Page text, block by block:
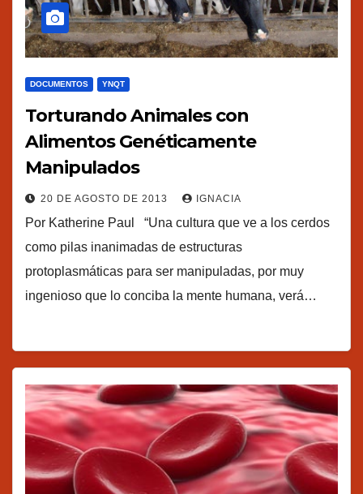
DOCUMENTOS YNQT
Torturando Animales con
Alimentos Genéticamente
Manipulados
20 DE AGOSTO DE 2013 IGNACIA
Por Katherine Paul “Una cultura que ve a los cerdos
como pilas inanimadas de estructuras
protoplasmáticas para ser manipuladas, por muy
ingenioso que lo conciba la mente humana, verá…